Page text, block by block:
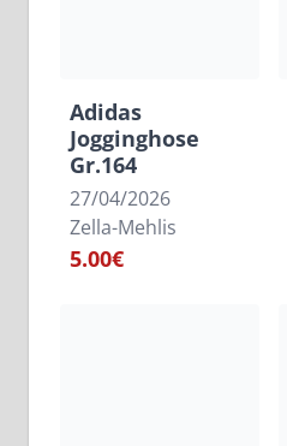
Adidas
Jogginghose
Gr.164
27/04/2026
Zella-Mehlis
5.00€